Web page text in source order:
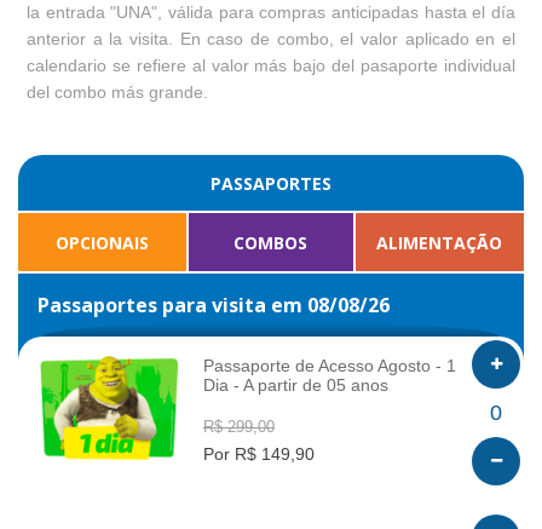
la entrada "UNA", válida para compras anticipadas hasta el día
anterior a la visita. En caso de combo, el valor aplicado en el
calendario se refiere al valor más bajo del pasaporte individual
del combo más grande.
PASSAPORTES
OPCIONAIS COMBOS ALIMENTAÇÃO
Passaportes para visita em 08/08/26
INFO
Passaporte de Acesso Agosto - 1
Dia - A partir de 05 anos
R$ 299,00
Por R$ 149,90
0